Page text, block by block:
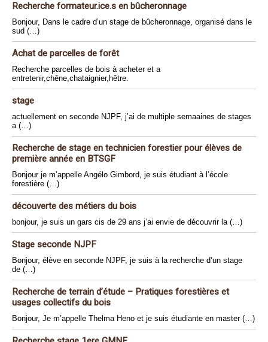
Recherche formateur.ice.s en bûcheronnage
Bonjour, Dans le cadre d’un stage de bûcheronnage, organisé dans le
sud (…)
Achat de parcelles de forêt
Recherche parcelles de bois à acheter et a
entretenir,chêne,chataignier,hêtre.
stage
actuellement en seconde NJPF, j’ai de multiple semaaines de stages
a (…)
Recherche de stage en technicien forestier pour élèves de
première année en BTSGF
Bonjour je m’appelle Angélo Gimbord, je suis étudiant à l’école
forestière (…)
découverte des métiers du bois
bonjour, je suis un gars cis de 29 ans j’ai envie de découvrir la (…)
Stage seconde NJPF
Bonjour, élève en seconde NJPF, je suis à la recherche d’un stage
de (…)
Recherche de terrain d’étude – Pratiques forestières et
usages collectifs du bois
Bonjour, Je m’appelle Thelma Heno et je suis étudiante en master (…)